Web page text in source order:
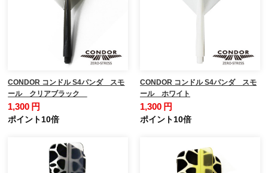
CONDOR コンドル S4パンダ スモ
ール クリアブラック
1,300 円
ポイント10倍
CONDOR コンドル S4パンダ スモ
ール ホワイト
1,300 円
ポイント10倍